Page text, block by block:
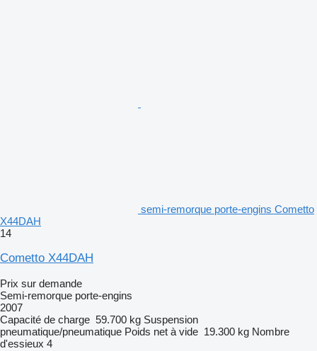
semi-remorque porte-engins Cometto
X44DAH
14
Cometto X44DAH
Prix sur demande
Semi-remorque porte-engins
2007
Capacité de charge 59.700 kg Suspension
pneumatique/pneumatique Poids net à vide 19.300 kg Nombre
d'essieux 4